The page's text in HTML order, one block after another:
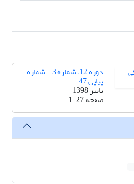
دوره 12، شماره 3 - شماره
پیاپی 47
پاییز 1398
صفحه1-27